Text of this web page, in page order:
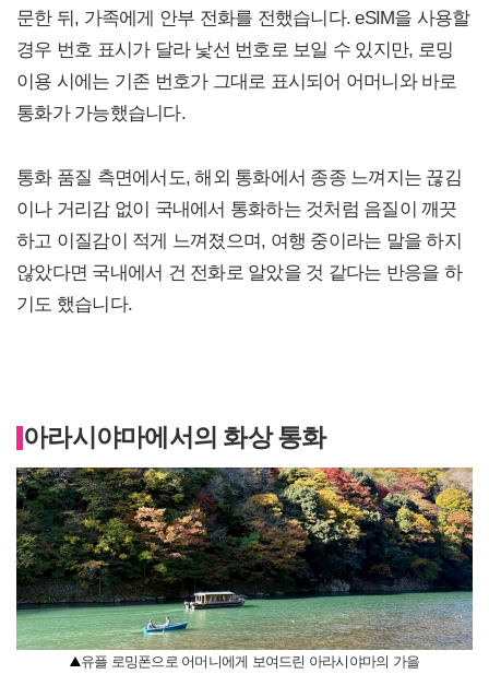
문한 뒤, 가족에게 안부 전화를 전했습니다. eSIM을 사용할
경우 번호 표시가 달라 낯선 번호로 보일 수 있지만, 로밍
이용 시에는 기존 번호가 그대로 표시되어 어머니와 바로
통화가 가능했습니다.
통화 품질 측면에서도, 해외 통화에서 종종 느껴지는 끊김
이나 거리감 없이 국내에서 통화하는 것처럼 음질이 깨끗
하고 이질감이 적게 느껴졌으며, 여행 중이라는 말을 하지
않았다면 국내에서 건 전화로 알았을 것 같다는 반응을 하
기도 했습니다.
아라시야마에서의 화상 통화
유플 로밍폰으로 어머니에게 보여드린 아라시야마의 가을